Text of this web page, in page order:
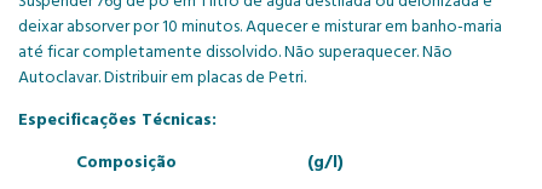
deixar absorver por 10 minutos. Aquecer e misturar em banho-maria
até ficar completamente dissolvido. Não superaquecer. Não
Autoclavar. Distribuir em placas de Petri.
Especificações Técnicas:
Composição (g/l)